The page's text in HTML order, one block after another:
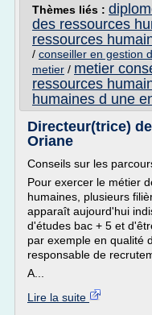
Thèmes liés :
des ressources
ressources
/ conseiller en gestion
metier / metier
ressources
humaines d une
Directeur(trice)
Oriane
Conseils sur les
Pour exercer le métier
humaines, plusieurs
apparaît aujourd'hui
d'études bac + 5 et
par exemple en qualité
responsable de
A...
Lire la suite